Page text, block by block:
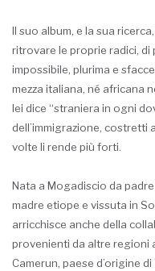
Il suo album, e la sua
ritrovare le proprie radici, di
impossibile, plurima e
mezza italiana, né africana
lei dice “straniera in ogni
dell’immigrazione,
volte li rende più forti.
Nata a Mogadiscio da
madre etiope e vissuta in
arricchisce anche della
provenienti da altre regioni
Camerun, paese d’origine